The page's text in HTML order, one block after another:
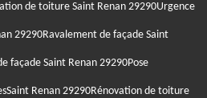
de toiture Saint Renan 29290Urgence
29290Ravalement de façade Saint
façade Saint Renan 29290Pose
Renan 29290Rénovation de toiture